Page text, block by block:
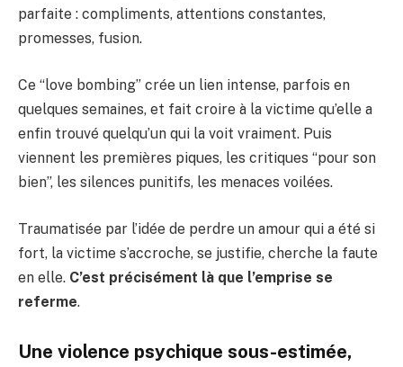
parfaite : compliments, attentions constantes,
promesses, fusion.
Ce “love bombing” crée un lien intense, parfois en
quelques semaines, et fait croire à la victime qu’elle a
enfin trouvé quelqu’un qui la voit vraiment. Puis
viennent les premières piques, les critiques “pour son
bien”, les silences punitifs, les menaces voilées.
Traumatisée par l’idée de perdre un amour qui a été si
fort, la victime s’accroche, se justifie, cherche la faute
en elle. C’est précisément là que l’emprise se
referme.
Une violence psychique sous-estimée,